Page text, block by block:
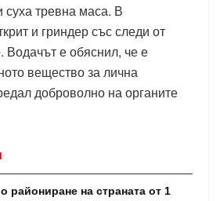
тревна маса. В
и гриндер със следи от
е обяснил, че е
вещество за лична
доброволно на органите
райониране на страната от 1